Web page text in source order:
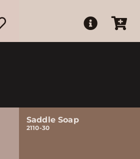
Saddle Soap
2110-30